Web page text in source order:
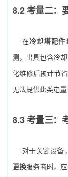
8.2 考量二：
在冷却塔配件
测，出具包含冷
化维修后预计节
无法提供此类定量
8.3 考量三：
对于关键设备
更换服务商时，